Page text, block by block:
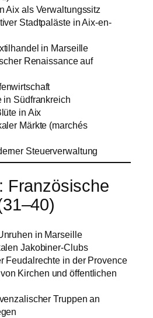
Aix als Verwaltungssitz
Stadtpaläste in Aix-en-
in Marseille
Renaissance auf
in Südfrankreich
in Aix
Märkte (marchés
Steuerverwaltung
Französische
in Marseille
Jakobiner-Clubs
Feudalrechte in der Provence
Kirchen und öffentlichen
Truppen an